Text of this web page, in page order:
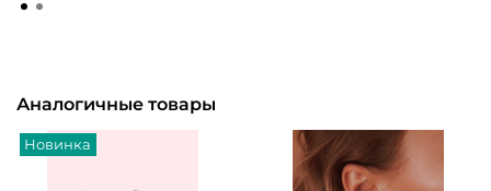
Аналогичные товары
Новинка